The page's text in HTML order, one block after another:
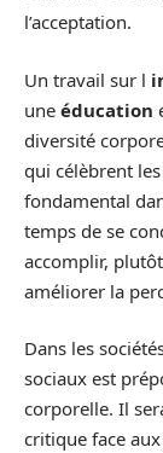
l’acceptation.
Un travail sur l
une éducation
diversité
qui célèbrent
fondamental
temps de se
accomplir,
améliorer la
Dans les
sociaux est
corporelle. Il
critique face